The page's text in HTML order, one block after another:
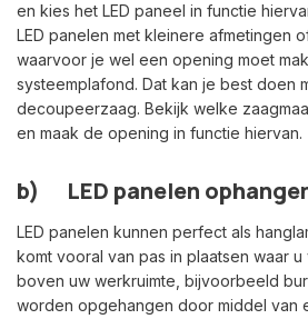
en kies het LED paneel in functie
LED panelen met kleinere afmetingen
waarvoor je wel een opening moet
systeemplafond. Dat kan je best doen
decoupeerzaag. Bekijk welke
en maak de opening in functie hiervan.
b) LED panelen
LED panelen kunnen perfect als
komt vooral van pas in plaatsen waar
boven uw werkruimte, bijvoorbeeld
worden opgehangen door middel van